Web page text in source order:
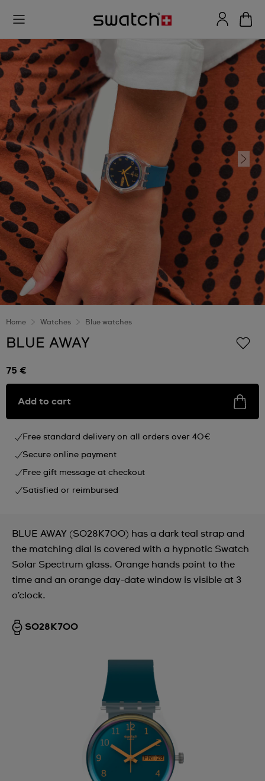
Home Watches Blue watches
BLUE AWAY
75 €
Add to cart
Free standard delivery on all orders over 40€
Secure online payment
Free gift message at checkout
Satisfied or reimbursed
BLUE AWAY (SO28K700) has a dark teal strap and
the matching dial is covered with a hypnotic Swatch
Solar Spectrum glass. Orange hands point to the
time and an orange day-date window is visible at 3
o’clock.
SO28K700